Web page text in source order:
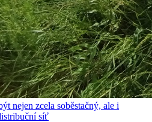
nejen zcela soběstačný, ale i
síť